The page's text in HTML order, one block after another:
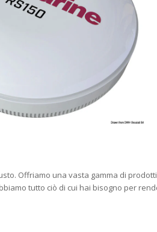
Offriamo una vasta gamma di
tutto ciò di cui hai bisogno per